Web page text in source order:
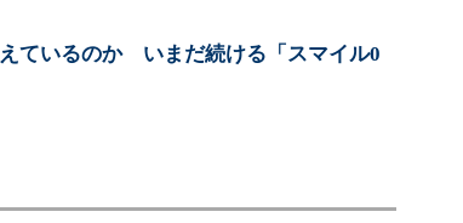
ているのか いまだ続ける「スマイル0